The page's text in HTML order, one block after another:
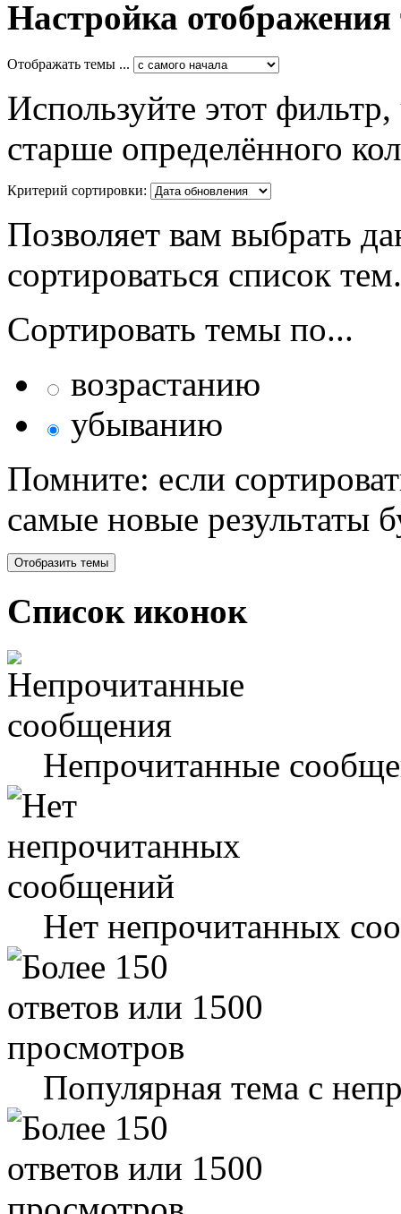
Настройка отображения
Отображать темы ...
Используйте этот
старше определённого
Критерий сортировки:
Позволяет вам выбрать
сортироваться список тем.
Сортировать темы по...
возрастанию
убыванию
Помните: если
самые новые результаты
Список иконок
Непрочитанные
Нет непрочитанных
Популярная тема с